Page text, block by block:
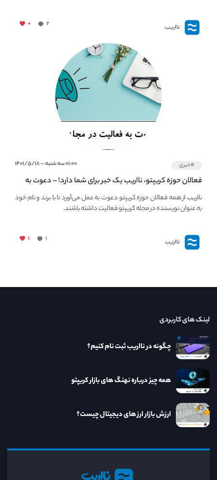
نااریب ۲ ۰
#خبری ۰۱:۰۰ سه شنبه - ۱۴۰۱/۵/۱۸
فعالان حوزه کریپتو، نااریب یک خبر برای شما دارد! – دعوت به
فعالیت در مجله کریپتو
نااریب از همه فعالان حوزه کریپتو دعوت به عمل می‌آورد تا با برند و نام خود
به عنوان نویسنده در مجله کریپتو فعالیت داشته باشند.
نااریب ۱ ۱
نااریب
لینک های کاربردی
چگونه در نااریب ثبت نام کنیم؟
همه چیز درباره نهنگ های بازار کریپتو
ارزش بازار ارز های دیجیتال چیست؟